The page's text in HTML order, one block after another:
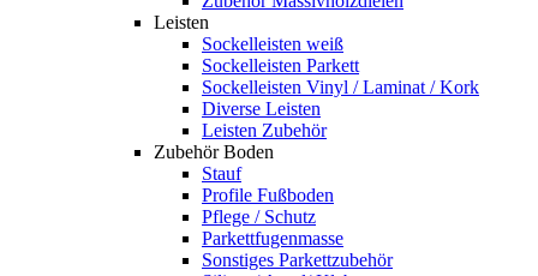
Leisten
Sockelleisten weiß
Sockelleisten Parkett
Sockelleisten Vinyl / Laminat / Kork
Diverse Leisten
Leisten Zubehör
Zubehör Boden
Stauf
Profile Fußboden
Pflege / Schutz
Parkettfugenmasse
Sonstiges Parkettzubehör